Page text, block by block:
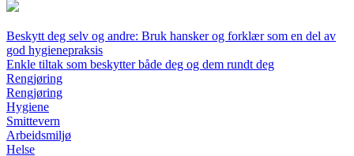
Beskytt deg selv og andre: Bruk hansker og forklær som en del av
god hygienepraksis
Enkle tiltak som beskytter både deg og dem rundt deg
Rengjøring
Rengjøring
Hygiene
Smittevern
Arbeidsmiljø
Helse